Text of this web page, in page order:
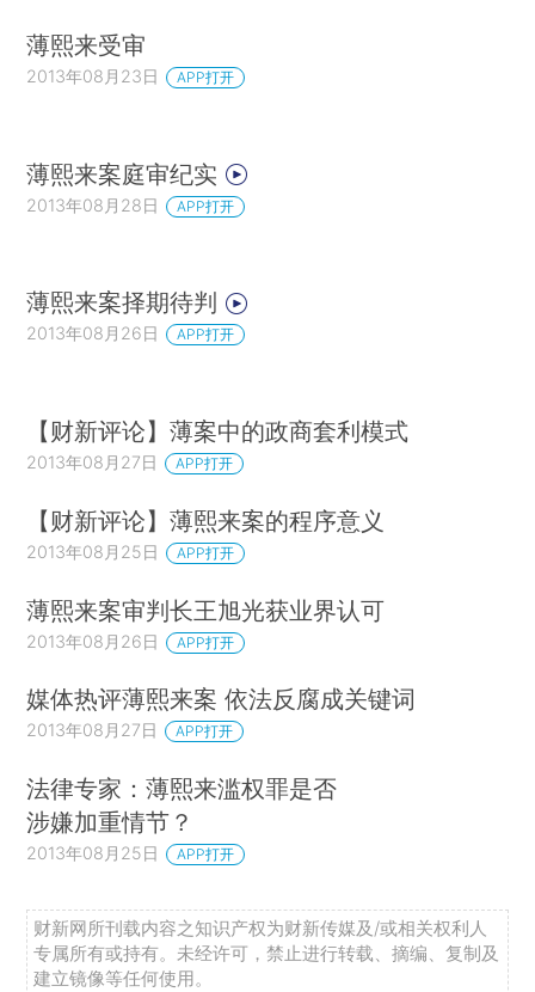
薄熙来受审
2013年08月23日 APP打开
薄熙来案庭审纪实
2013年08月28日 APP打开
薄熙来案择期待判
2013年08月26日 APP打开
【财新评论】薄案中的政商套利模式
2013年08月27日 APP打开
【财新评论】薄熙来案的程序意义
2013年08月25日 APP打开
薄熙来案审判长王旭光获业界认可
2013年08月26日 APP打开
媒体热评薄熙来案 依法反腐成关键词
2013年08月27日 APP打开
法律专家：薄熙来滥权罪是否
涉嫌加重情节？
2013年08月25日 APP打开
财新网所刊载内容之知识产权为财新传媒及/或相关权利人
专属所有或持有。未经许可，禁止进行转载、摘编、复制及
建立镜像等任何使用。